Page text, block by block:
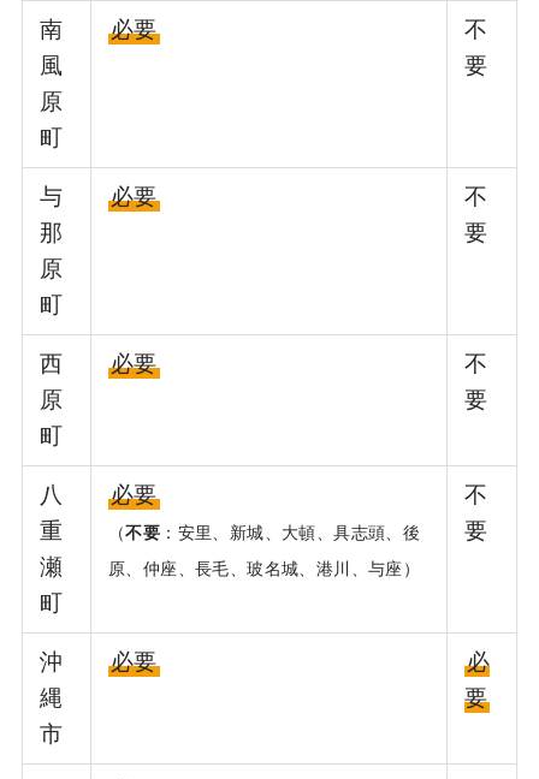
南
風
原
町
必要
不
要
与
那
原
町
必要
不
要
西
原
町
必要
不
要
八
重
瀬
町
必要
（不要 ：安里、新城、大頓、具志頭、後
原、仲座、長毛、玻名城、港川、与座）
不
要
沖
縄
市
必要
必
要